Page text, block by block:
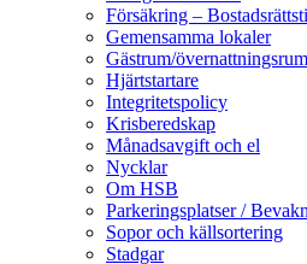
Försäkring –
Gemensamma lokaler
Gästrum/övernattningsrum
Hjärtstartare
Integritetspolicy
Krisberedskap
Månadsavgift och el
Nycklar
Om HSB
Parkeringsplatser /
Sopor och källsortering
Stadgar